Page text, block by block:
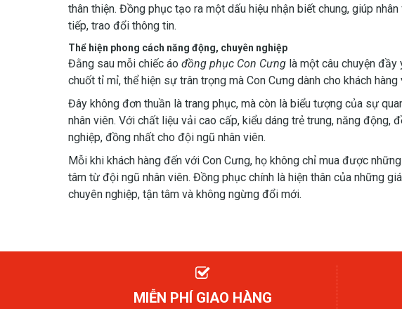
thân thiện. Đồng phục tạo ra một dấu hiệu nhận biết chung, giúp
tiếp, trao đổi thông tin.
Thể hiện phong cách năng động, chuyên nghiệp
Đằng sau mỗi chiếc áo đồng phục Con Cưng là một câu chuyện
chuốt tỉ mỉ, thể hiện sự trân trọng mà Con Cưng dành cho khách hàng
Đây không đơn thuần là trang phục, mà còn là biểu tượng của sự
nhân viên. Với chất liệu vải cao cấp, kiểu dáng trẻ trung, năng động,
nghiệp, đồng nhất cho đội ngũ nhân viên.
Mỗi khi khách hàng đến với Con Cưng, họ không chỉ mua được
tâm từ đội ngũ nhân viên. Đồng phục chính là hiện thân của những
chuyên nghiệp, tận tâm và không ngừng đổi mới.
MIỄN PHÍ GIAO HÀNG